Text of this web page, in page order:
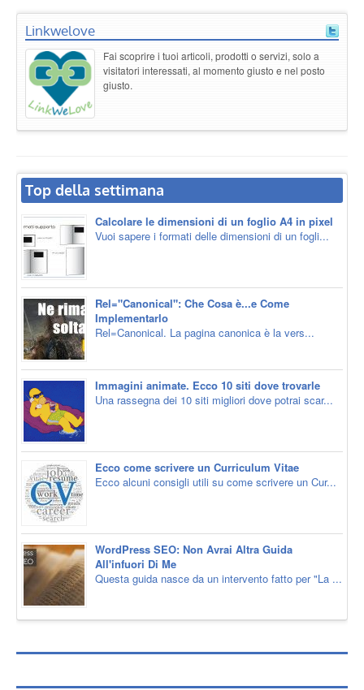
Linkwelove
Fai scoprire i tuoi articoli, prodotti o servizi, solo a
visitatori interessati, al momento giusto e nel posto
giusto.
Top della settimana
Calcolare le dimensioni di un foglio A4 in pixel
Vuoi sapere i formati delle dimensioni di un fogli...
Rel="Canonical": Che Cosa è...e Come
Implementarlo
Rel=Canonical. La pagina canonica è la vers...
Immagini animate. Ecco 10 siti dove trovarle
Una rassegna dei 10 siti migliori dove potrai scar...
Ecco come scrivere un Curriculum Vitae
Ecco alcuni consigli utili su come scrivere un Cur...
WordPress SEO: Non Avrai Altra Guida
All'infuori Di Me
Questa guida nasce da un intervento fatto per "La ...